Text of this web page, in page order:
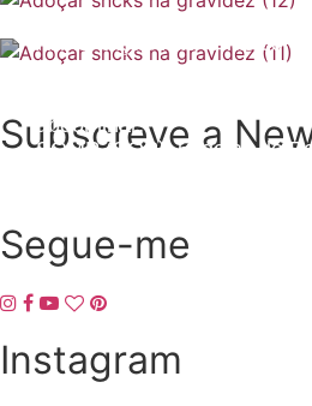
Alimentação nas férias com
abdominal?
SOMP (SOP): 5 Ideias de
Subscreve a
Segue-me
Instagram